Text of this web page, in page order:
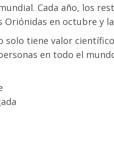
Cada año, los
Oriónidas en octubre y
solo tiene valor
en todo el